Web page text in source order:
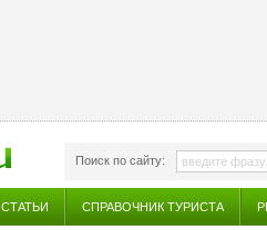
Поиск по сайту:
СТАТЬИ СПРАВОЧНИК ТУРИСТА